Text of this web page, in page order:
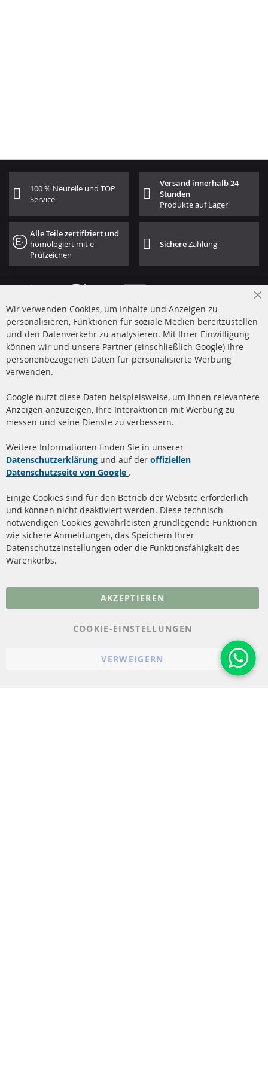
100 % Neuteile und TOP
Service
Versand innerhalb 24
Stunden
Produkte auf Lager
Alle Teile zertifiziert und
homologiert mit e-
Prüfzeichen
SichereZahlung
+49 (0) 4533 799 00 0
Mo-Do: 09-17 Uhr, Fr 09-16 Uhr
info@contra-automotive.de
facebook
instagram
Quick Links
Dieselpartikelfilter (DPF)
Dieselpartikelfilter
Katalysator (KAT)
Sensoren
FAQ
Kundenservice
Über uns
Versandkosten
Kontakt
Vertrag widerrufen
Wir verwenden Cookies, um Inhalte und Anzeigen zu
personalisieren, Funktionen für soziale Medien bereitzustellen
und den Datenverkehr zu analysieren. Mit Ihrer Einwilligung
können wir und unsere Partner (einschließlich Google) Ihre
personenbezogenen Daten für personalisierte Werbung
verwenden.
Google nutzt diese Daten beispielsweise, um Ihnen relevantere
Anzeigen anzuzeigen, Ihre Interaktionen mit Werbung zu
messen und seine Dienste zu verbessern.
Weitere Informationen finden Sie in unserer
Datenschutzerklärung und auf der offiziellen
Datenschutzseite von Google .
Einige Cookies sind für den Betrieb der Website erforderlich
und können nicht deaktiviert werden. Diese technisch
notwendigen Cookies gewährleisten grundlegende Funktionen
wie sichere Anmeldungen, das Speichern Ihrer
Datenschutzeinstellungen oder die Funktionsfähigkeit des
Warenkorbs.
AKZEPTIEREN
COOKIE-EINSTELLUNGEN
VERWEIGERN